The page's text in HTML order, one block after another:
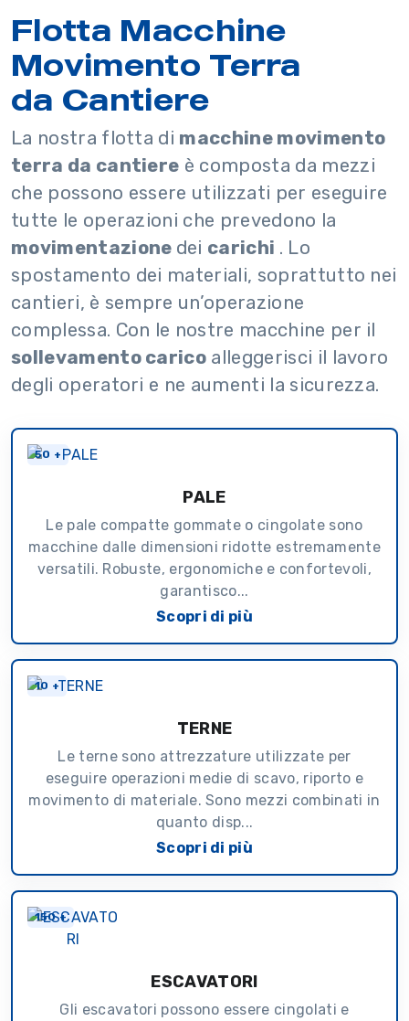
Flotta Macchine
Movimento Terra
da Cantiere
La nostra flotta di macchine movimento
terra da cantiere è composta da mezzi
che possono essere utilizzati per eseguire
tutte le operazioni che prevedono la
movimentazione dei carichi . Lo
spostamento dei materiali, soprattutto nei
cantieri, è sempre un’operazione
complessa. Con le nostre macchine per il
sollevamento carico alleggerisci il lavoro
degli operatori e ne aumenti la sicurezza.
50 +
PALE
Le pale compatte gommate o cingolate sono
macchine dalle dimensioni ridotte estremamente
versatili. Robuste, ergonomiche e confortevoli,
garantisco...
Scopri di più
10 +
TERNE
Le terne sono attrezzature utilizzate per
eseguire operazioni medie di scavo, riporto e
movimento di materiale. Sono mezzi combinati in
quanto disp...
Scopri di più
150 +
ESCAVATORI
Gli escavatori possono essere cingolati e